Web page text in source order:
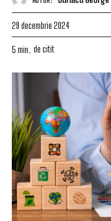
29 decembrie 2024
5 min. de citit